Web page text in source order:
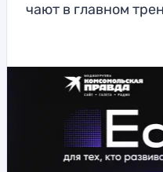
чают в главном